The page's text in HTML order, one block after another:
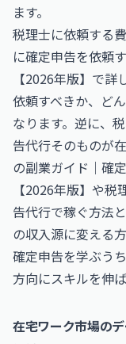
ます。
税理士に依頼する
に確定申告を依頼
【2026年版】 で詳
依頼すべきか、ど
なります。逆に、
告代行そのものが
の副業ガイド｜確
【2026年版】 や税
告代行で稼ぐ方法
の収入源に変える
確定申告を学ぶう
方向にスキルを伸
在宅ワーク市場の